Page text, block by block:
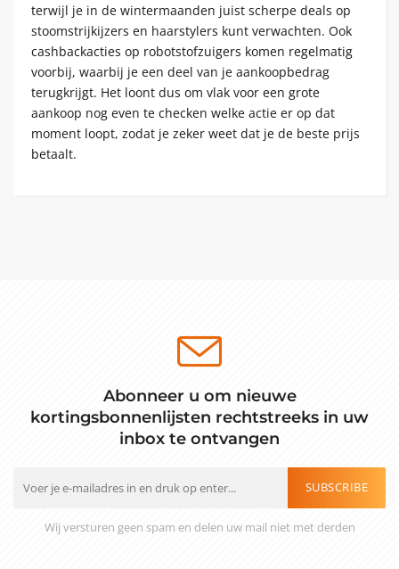
terwijl je in de wintermaanden juist scherpe deals op
stoomstrijkijzers en haarstylers kunt verwachten. Ook
cashbackacties op robotstofzuigers komen regelmatig
voorbij, waarbij je een deel van je aankoopbedrag
terugkrijgt. Het loont dus om vlak voor een grote
aankoop nog even te checken welke actie er op dat
moment loopt, zodat je zeker weet dat je de beste prijs
betaalt.
Abonneer u om nieuwe
kortingsbonnenlijsten rechtstreeks in uw
inbox te ontvangen
SUBSCRIBE
Wij versturen geen spam en delen uw mail niet met derden